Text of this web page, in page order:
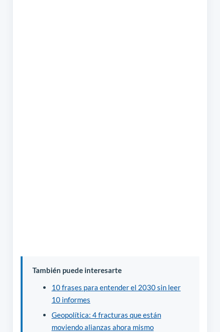
También puede interesarte
10 frases para entender el 2030 sin leer
10 informes
Geopolítica: 4 fracturas que están
moviendo alianzas ahora mismo